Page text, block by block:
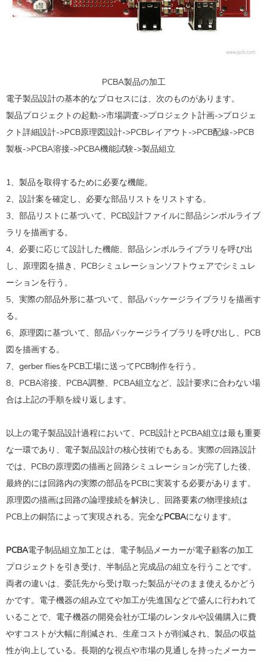
PCBA製品の加工
電子製品設計の基本的なプロセスには、次のものがあります。
製品プロジェクトの起動->市場調査->プロジェクト計画->プロジェ
クト詳細設計->PCB原理図設計->PCBレイアウト->PCB配線->PCB
製板->PCBA溶接->PCBA機能試験->製品組立
1、製品を取得するために必要な機能。
2、設計案を確定し、必要な部品リストをリストする。
3、部品リストに基づいて、PCB設計ファイルに部品シンボルライブ
ラリを描画する。
4、必要に応じて設計した機能、部品シンボルライブラリを呼び出
し、原理図を描き、PCBシミュレーションソフトウェアでシミュレ
ーションを行う。
5、実際の部品外形に基づいて、部品パッケージライブラリを描画す
る。
6、原理図に基づいて、部品パッケージライブラリを呼び出し、PCB
図を描画する。
7、gerber fliesをPCB工場に送ってPCB制作を行う。
8、PCBA溶接、PCBA調整、PCBA組立など、設計要求に合わない場
合は上記の手順を繰り返します。
以上の電子製品設計過程において、PCB設計とPCBA組立は最も重要
な一環であり、電子製品設計の核心技術でもある。実際の回路設計
では、PCBの原理図の描画と回路シミュレーションが完了した後、
最終的には回路内の実際の部品をPCBに実装する必要があります。
原理図の描画は回路の論理接続を解決し、回路要素の物理接続は
PCB上の銅箔によって実現される。完全なPCBAになります。
PCBA電子制品組立加工とは、電子制品メーカーが電子顧客の加工
プロジェクトを引き受け、半制品と完成品の組立を行うことです。
両者の違いは、委託先から受け取った製品がそのまま使えるかどう
かです。電子機器の組み立てや加工が先進国などで盛んに行われて
いることで、電子機器の開発会社が工場のレンタルや設備購入に費
やすコストが大幅に削減され、生産コストが削減され、製品の収益
性が向上している。長期的な視点や市場の見通しを持ったメーカー